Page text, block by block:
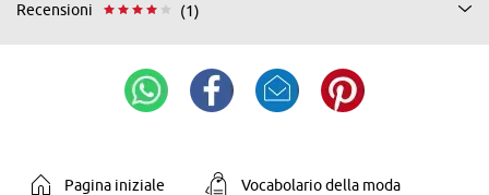
Recensioni (1)
Pagina iniziale Vocabolario della moda